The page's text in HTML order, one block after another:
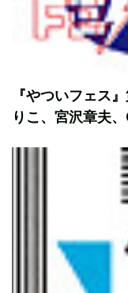
『やついフェス
りこ、宮沢章夫